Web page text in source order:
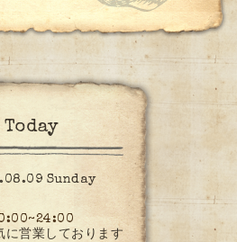
Today
Sunday
に営業しております